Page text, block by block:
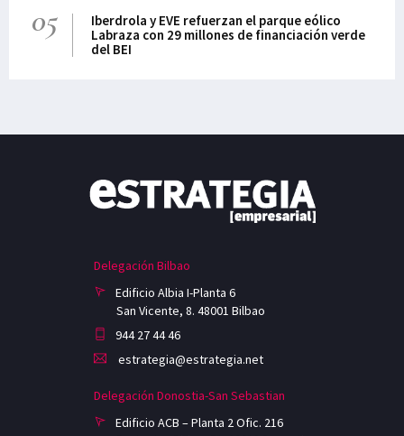
exponencial en
05
Iberdrola y EVE refuerzan el parque eólico
Labraza con 29 millones de financiación verde
del BEI
Delegación Bilbao
Edificio Albia I-Planta 6
San Vicente, 8. 48001 Bilbao
944 27 44 46
estrategia@estrategia.net
Delegación Donostia-San Sebastian
Edificio ACB – Planta 2 Ofic. 216